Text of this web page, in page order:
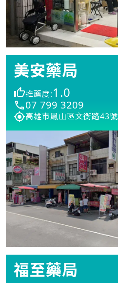
美安藥局
推薦度:1.0
07 799 3209
高雄市鳳山區文衡路43號
福至藥局